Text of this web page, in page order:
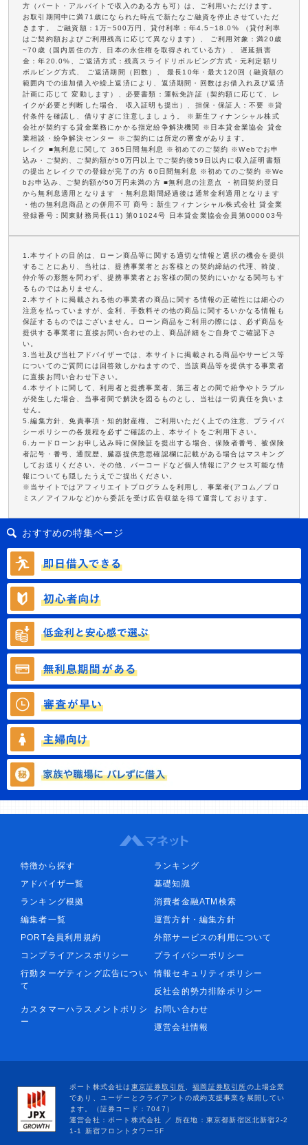
方（パート・アルバイトで収入のある方も可）は、ご利用いただけます。
お取引期間中に満71歳になられた時点で新たなご融資を停止させていただ
きます。 ご融資額：1万~500万円、貸付利率：年4.5~18.0% （貸付利率
はご契約額およびご利用残高に応じて異なります）、 ご利用対象：満20歳
~70歳（国内居住の方、日本の永住権を取得されている方）、 遅延損害
金：年20.0%、ご返済方式：残高スライドリボルビング方式・元利定額リ
ボルビング方式、 ご返済期間（回数）、 最長10年・最大120回（融資額の
範囲内での追加借入や繰上返済により、返済期間・回数はお借入れ及び返済
計画に応じて 変動します）、必要書類：運転免許証（契約額に応じて、レ
イクが必要と判断した場合、 収入証明も提出）、担保・保証人：不要 ※貸
付条件を確認し、借りすぎに注意しましょう。 ※新生フィナンシャル株式
会社が契約する貸金業務にかかる指定紛争解決機関 ※日本貸金業協会 貸金
業相談・紛争解決センター ※ご契約には所定の審査があります。
レイク ■無利息に関して 365日間無利息 ※初めてのご契約 ※Webでお申
込み・ご契約、ご契約額が50万円以上でご契約後59日以内に収入証明書類
の提出とレイクでの登録が完了の方 60日間無利息 ※初めてのご契約 ※We
bお申込み、ご契約額が50万円未満の方 ■無利息の注意点 ・初回契約翌日
から無利息適用となります ・無利息期間経過後は通常金利適用となります
・他の無利息商品との併用不可 商号：新生フィナンシャル株式会社 貸金業
登録番号：関東財務局長(11) 第01024号 日本貸金業協会会員第000003号
1.本サイトの目的は、ローン商品等に関する適切な情報と選択の機会を提供
することにあり、当社は、提携事業者とお客様との契約締結の代理、斡旋、
仲介等の形態を問わず、提携事業者とお客様の間の契約にいかなる関与もす
るものではありません。
2.本サイトに掲載される他の事業者の商品に関する情報の正確性には細心の
注意を払っていますが、金利、手数料その他の商品に関するいかなる情報も
保証するものではございません。ローン商品をご利用の際には、必ず商品を
提供する事業者に直接お問い合わせの上、商品詳細をご自身でご確認下さ
い。
3.当社及び当社アドバイザーでは、本サイトに掲載される商品やサービス等
についてのご質問には回答致しかねますので、当該商品等を提供する事業者
に直接お問い合わせ下さい。
4.本サイトに関して、利用者と提携事業者、第三者との間で紛争やトラブル
が発生した場合、当事者間で解決を図るものとし、当社は一切責任を負いま
せん。
5.編集方針、免責事項・知的財産権、ご利用いただく上での注意、プライバ
シーポリシーの各規程を必ずご確認の上、本サイトをご利用下さい。
6.カードローンお申し込み時に保険証を提出する場合、保険者番号、被保険
者記号・番号、通院歴、臓器提供意思確認欄に記載がある場合はマスキング
してお送りください。その他、バーコードなど個人情報にアクセス可能な情
報についても隠したうえでご提出ください。
※当サイトではアフィリエイトプログラムを利用し、事業者(アコム／プロ
ミス／アイフルなど)から委託を受け広告収益を得て運営しております。
おすすめの特集ページ
特徴から探す
ランキング
アドバイザ一覧
基礎知識
ランキング根拠
消費者金融ATM検索
編集者一覧
運営方針・編集方針
PORT会員利用規約
外部サービスの利用について
コンプライアンスポリシー
プライバシーポリシー
行動ターゲティング広告につい
て
情報セキュリティポリシー
反社会的勢力排除ポリシー
カスタマーハラスメントポリシ
ー
お問い合わせ
運営会社情報